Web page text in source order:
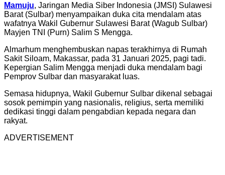
Mamuju, Jaringan Media Siber Indonesia (JMSI) Sulawesi
Barat (Sulbar) menyampaikan duka cita mendalam atas
wafatnya Wakil Gubernur Sulawesi Barat (Wagub Sulbar)
Mayjen TNI (Purn) Salim S Mengga.
Almarhum menghembuskan napas terakhirnya di Rumah
Sakit Siloam, Makassar, pada 31 Januari 2025, pagi tadi.
Kepergian Salim Mengga menjadi duka mendalam bagi
Pemprov Sulbar dan masyarakat luas.
Semasa hidupnya, Wakil Gubernur Sulbar dikenal sebagai
sosok pemimpin yang nasionalis, religius, serta memiliki
dedikasi tinggi dalam pengabdian kepada negara dan
rakyat.
ADVERTISEMENT